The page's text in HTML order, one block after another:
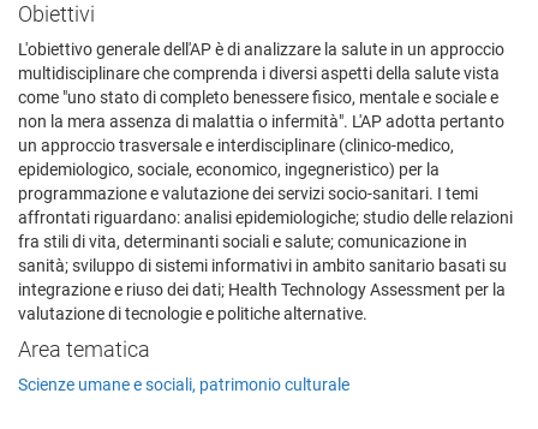
Obiettivi
L'obiettivo generale dell'AP è di analizzare la salute in un approccio
multidisciplinare che comprenda i diversi aspetti della salute vista
come "uno stato di completo benessere fisico, mentale e sociale e
non la mera assenza di malattia o infermità". L'AP adotta pertanto
un approccio trasversale e interdisciplinare (clinico-medico,
epidemiologico, sociale, economico, ingegneristico) per la
programmazione e valutazione dei servizi socio-sanitari. I temi
affrontati riguardano: analisi epidemiologiche; studio delle relazioni
fra stili di vita, determinanti sociali e salute; comunicazione in
sanità; sviluppo di sistemi informativi in ambito sanitario basati su
integrazione e riuso dei dati; Health Technology Assessment per la
valutazione di tecnologie e politiche alternative.
Area tematica
Scienze umane e sociali, patrimonio culturale